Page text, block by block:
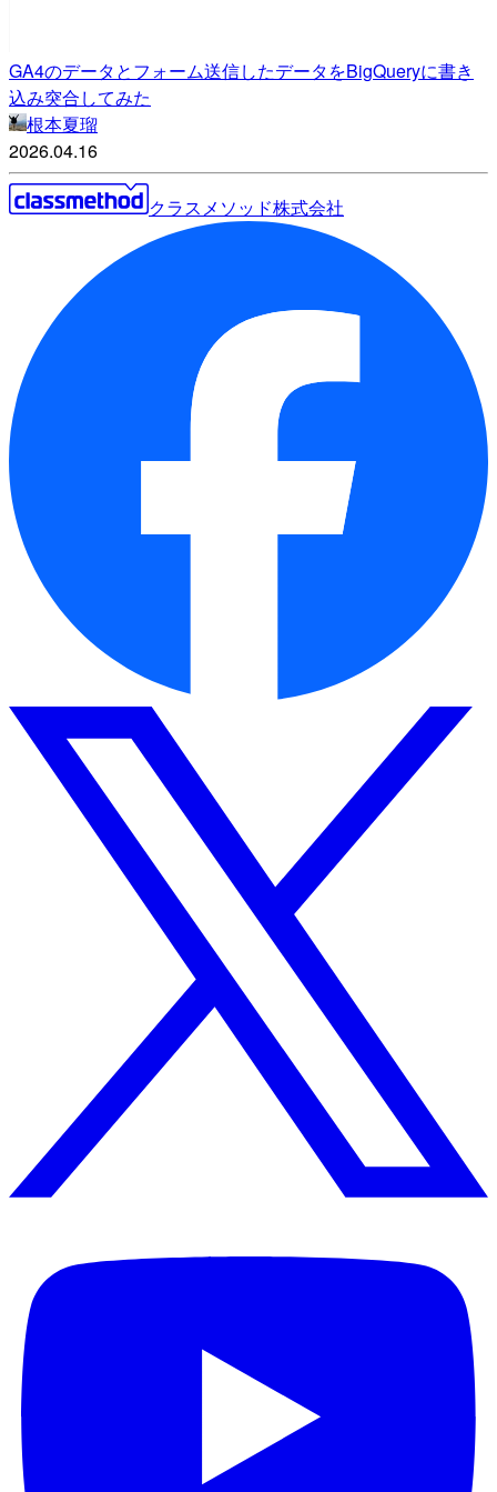
GA4のデータとフォーム送信したデータをBigQueryに書き
込み突合してみた
根本夏瑠
2026.04.16
クラスメソッド株式会社